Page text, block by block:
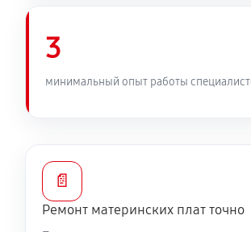
3
минимальный опыт работы
📄
Ремонт материнских плат точно